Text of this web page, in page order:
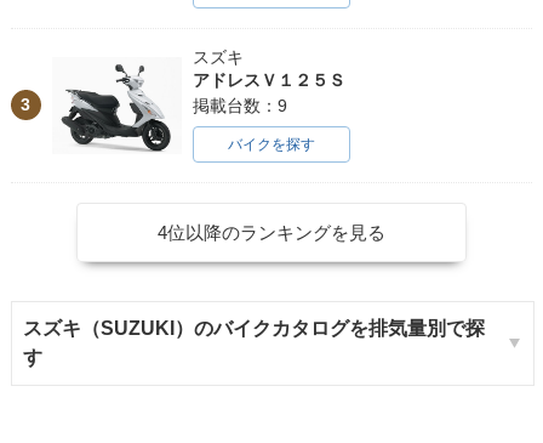
3
スズキ
アドレスＶ１２５Ｓ
掲載台数：9
バイクを探す
4位以降のランキングを見る
スズキ（SUZUKI）のバイクカタログを排気量別で探
す